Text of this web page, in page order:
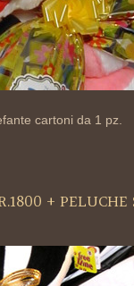
cartoni da 1 pz.
+ PELUCHE